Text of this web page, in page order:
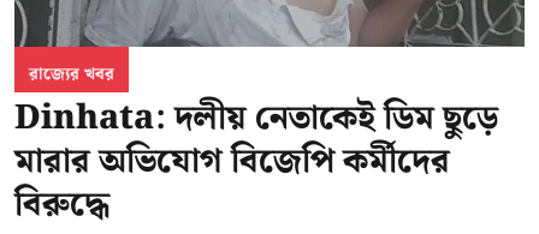
রাজ্যের খবর
Dinhata: দলীয় নেতাকেই ডিম ছুড়ে
মারার অভিযোগ বিজেপি কর্মীদের
বিরুদ্ধে